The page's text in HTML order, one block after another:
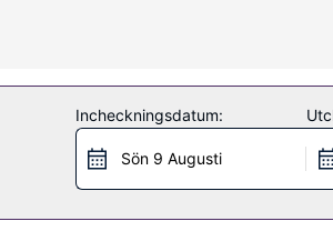
med loungebar, specialiserar sig på
tider). Avsluta dagen med en drink på
Incheckningsdatum:
Sön 9 Augusti